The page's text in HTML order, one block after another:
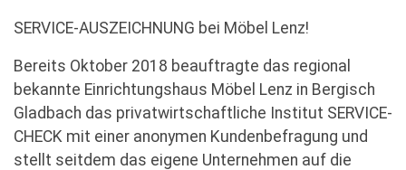
SERVICE-AUSZEICHNUNG bei Möbel Lenz!
Bereits Oktober 2018 beauftragte das regional
bekannte Einrichtungshaus Möbel Lenz in Bergisch
Gladbach das privatwirtschaftliche Institut SERVICE-
CHECK mit einer anonymen Kundenbefragung und
stellt seitdem das eigene Unternehmen auf die